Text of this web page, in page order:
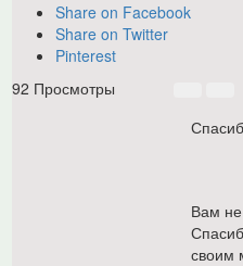
Share on Facebook
Share on Twitter
Pinterest
92 Просмотры
Вам
своим